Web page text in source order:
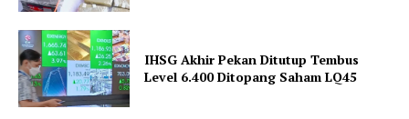
IHSG Akhir Pekan Ditutup Tembus
Level 6.400 Ditopang Saham LQ45